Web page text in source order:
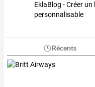
EklaBlog - Créer
personnalisable
Récents